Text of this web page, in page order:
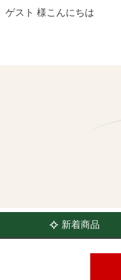
ゲスト 様こんにちは
新着商品